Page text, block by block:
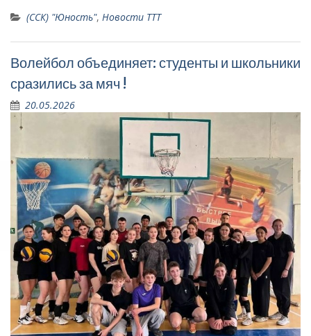
(ССК) "Юность", Новости ТТТ
Волейбол объединяет: студенты и школьники
сразились за мяч !
20.05.2026